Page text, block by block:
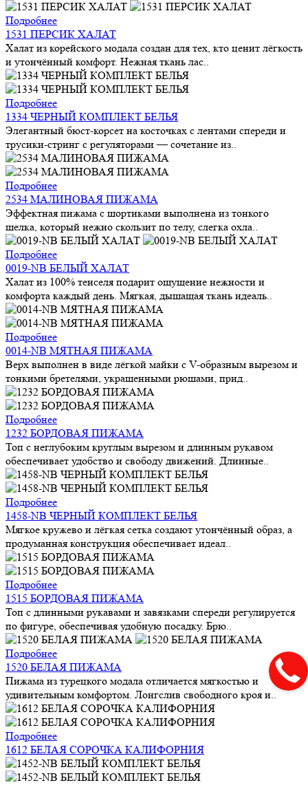
Подробнее
1531 ПЕРСИК ХАЛАТ
Халат из корейского модала создан для тех, кто ценит лёгкость
и утончённый комфорт. Нежная ткань лас..
Подробнее
1334 ЧЕРНЫЙ КОМПЛЕКТ БЕЛЬЯ
Элегантный бюст-корсет на косточках с лентами спереди и
трусики-стринг с регуляторами — сочетание из..
Подробнее
2534 МАЛИНОВАЯ ПИЖАМА
Эффектная пижама с шортиками выполнена из тонкого
шелка, который нежно скользит по телу, слегка охла..
Подробнее
0019-NB БЕЛЫЙ ХАЛАТ
Халат из 100% тенселя подарит ощущение нежности и
комфорта каждый день. Мягкая, дышащая ткань идеаль..
Подробнее
0014-NB МЯТНАЯ ПИЖАМА
Верх выполнен в виде лёгкой майки с V-образным вырезом и
тонкими бретелями, украшенными рюшами, прид..
Подробнее
1232 БОРДОВАЯ ПИЖАМА
Топ с неглубоким круглым вырезом и длинным рукавом
обеспечивает удобство и свободу движений. Длинные..
Подробнее
1458-NB ЧЕРНЫЙ КОМПЛЕКТ БЕЛЬЯ
Мягкое кружево и лёгкая сетка создают утончённый образ, а
продуманная конструкция обеспечивает идеал..
Подробнее
1515 БОРДОВАЯ ПИЖАМА
Топ с длинными рукавами и завязками спереди регулируется
по фигуре, обеспечивая удобную посадку. Брю..
Подробнее
1520 БЕЛАЯ ПИЖАМА
Пижама из турецкого модала отличается мягкостью и
удивительным комфортом. Лонгслив свободного кроя и..
Подробнее
1612 БЕЛАЯ СОРОЧКА КАЛИФОРНИЯ